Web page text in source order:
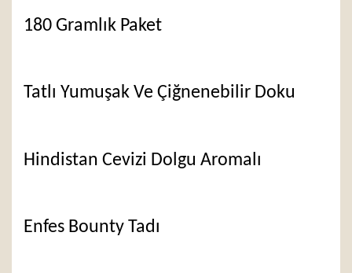
180 Gramlık Paket
Tatlı Yumuşak Ve Çiğnenebilir Doku
Hindistan Cevizi Dolgu Aromalı
Enfes Bounty Tadı